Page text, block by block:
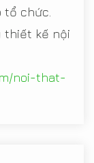
tổ chức.
thiết kế nội
noi-that-